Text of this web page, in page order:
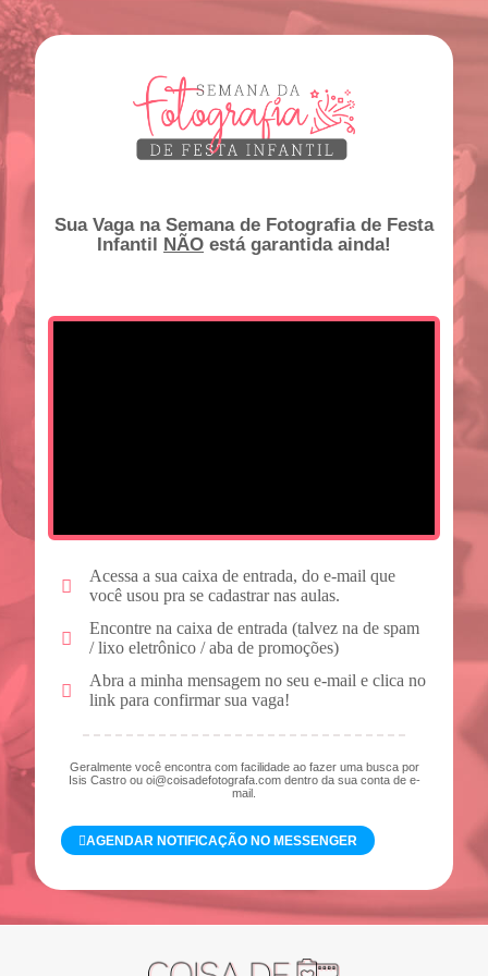
Sua Vaga na Semana de Fotografia de Festa
Infantil NÃO está garantida ainda!
Acessa a sua caixa de entrada, do e-mail que
você usou pra se cadastrar nas aulas.​​
Encontre na caixa de entrada (talvez na de spam
/ lixo eletrônico / aba de promoções)
Abra a minha mensagem no seu e-mail e clica no
link para confirmar sua vaga!​
Geralmente você encontra com facilidade ao fazer uma busca por
Isis Castro ou oi@coisadefotografa.com dentro da sua conta de e-
mail.
AGENDAR NOTIFICAÇÃO NO MESSENGER